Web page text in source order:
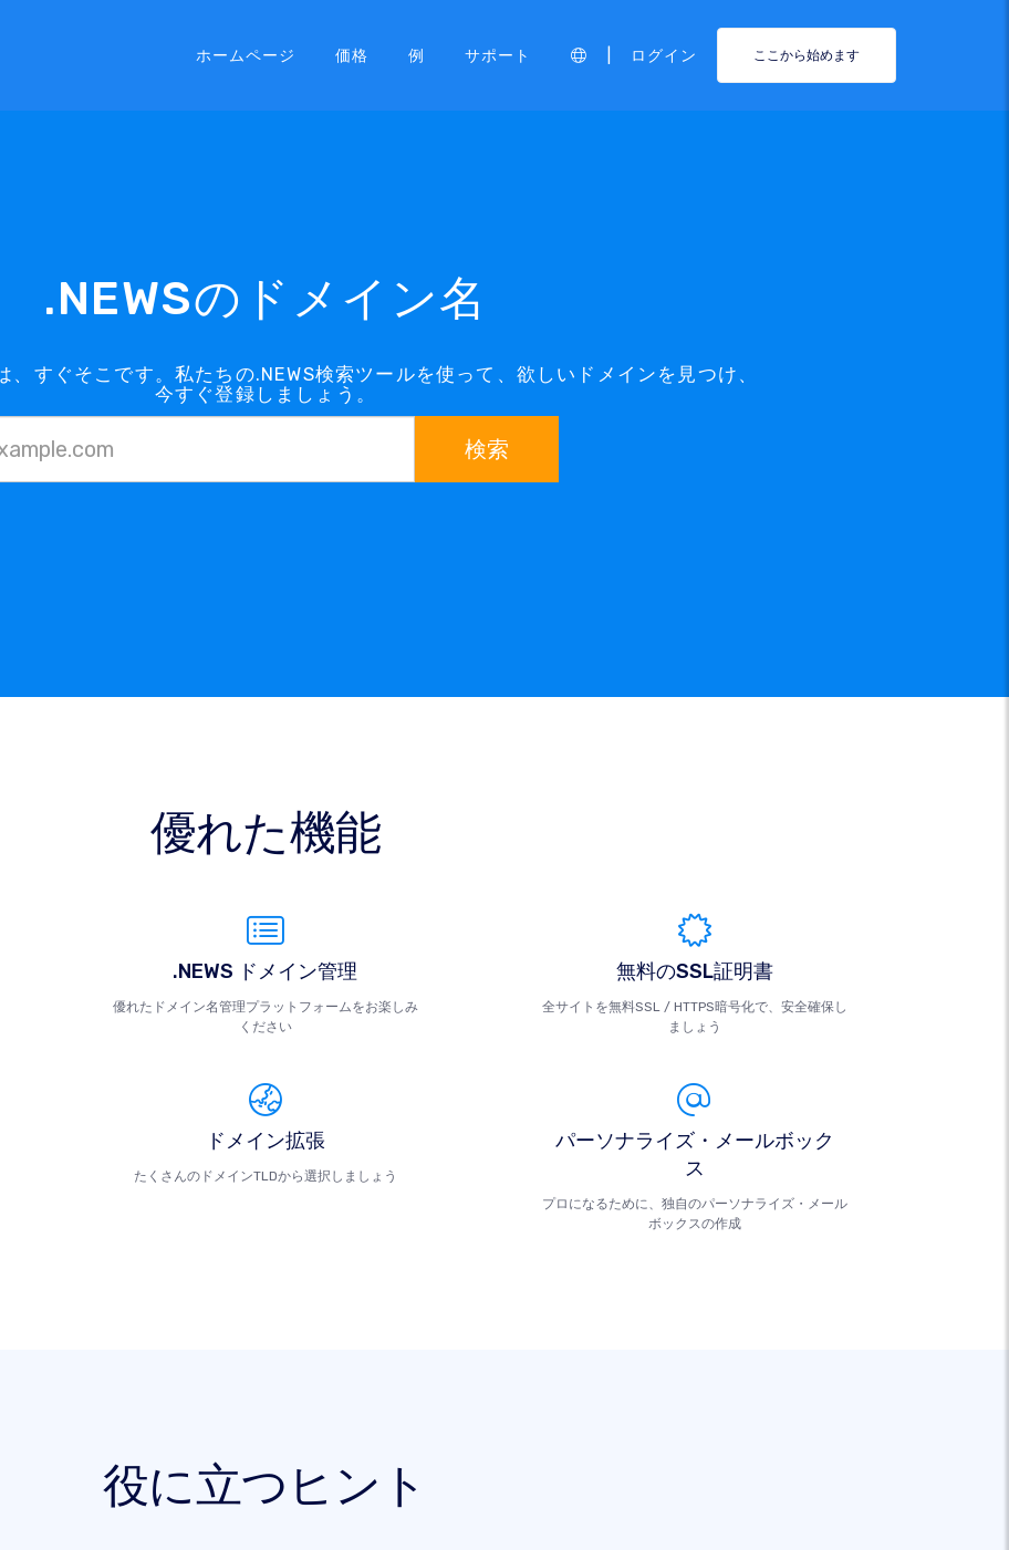
ホームページ 価格 例 サポート ログイン ここから始めます
.NEWSのドメイン名
、すぐそこです。私たちの.NEWS検索ツールを使って、欲しいドメインを見つけ、
今すぐ登録しましょう。
検索
優れた機能
.NEWS ドメイン管理
優れたドメイン名管理プラットフォームをお楽しみ
ください
無料のSSL証明書
全サイトを無料SSL / HTTPS暗号化で、安全確保し
ましょう
ドメイン拡張
たくさんのドメインTLDから選択しましょう
パーソナライズ・メールボック
ス
プロになるために、独自のパーソナライズ・メール
ボックスの作成
役に立つヒント